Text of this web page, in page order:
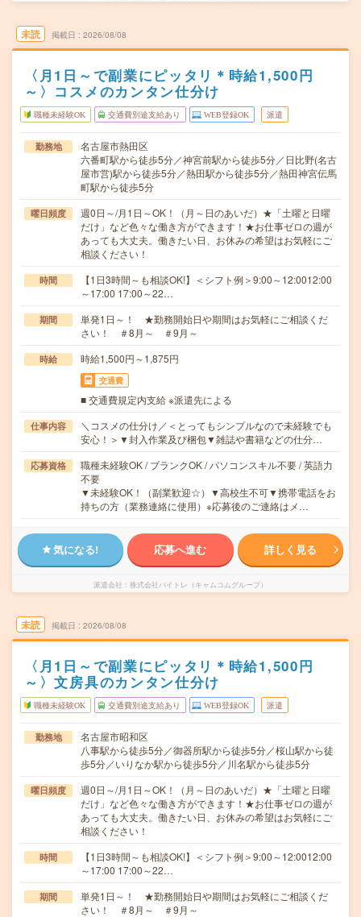
未読 掲載日 2026/08/08
〈月1日～で副業にピッタリ＊時給1,500円
～〉コスメのカンタン仕分け
職種未経験OK 交通費別途支給あり WEB登録OK 派遣
勤務地
名古屋市熱田区
六番町駅から徒歩5分／神宮前駅から徒歩5分／日比野(名古
屋市営)駅から徒歩5分／熱田駅から徒歩5分／熱田神宮伝馬
町駅から徒歩5分
曜日頻度
週0日～/月1日～OK！（月～日のあいだ）★「土曜と日曜
だけ」など色々な働き方ができます！★お仕事ゼロの週が
あっても大丈夫。働きたい日、お休みの希望はお気軽にご
相談ください！
時間
【1日3時間～も相談OK!】＜シフト例＞9:00～12:0012:00
～17:00 17:00～22…
期間
単発1日～！ ★勤務開始日や期間はお気軽にご相談くだ
さい！ ＃8月～ ＃9月～
時給 時給1,500円～1,875円
交通費
■ 交通費規定内支給 ※派遣先による
仕事内容
＼コスメの仕分け／＜とってもシンプルなので未経験でも
安心！＞▼封入作業及び梱包▼雑誌や書籍などの仕分…
応募資格
職種未経験OK / ブランクOK / パソコンスキル不要 / 英語力
不要
▼未経験OK！（副業歓迎☆）▼高校生不可▼携帯電話をお
持ちの方（業務連絡に使用）※応募後のご連絡はメ…
気になる! 応募へ進む 詳しく見る
派遣会社 株式会社バイトレ（キャムコムグループ）
未読 掲載日 2026/08/08
〈月1日～で副業にピッタリ＊時給1,500円
～〉文房具のカンタン仕分け
職種未経験OK 交通費別途支給あり WEB登録OK 派遣
勤務地
名古屋市昭和区
八事駅から徒歩5分／御器所駅から徒歩5分／桜山駅から徒
歩5分／いりなか駅から徒歩5分／川名駅から徒歩5分
曜日頻度
週0日～/月1日～OK！（月～日のあいだ）★「土曜と日曜
だけ」など色々な働き方ができます！★お仕事ゼロの週が
あっても大丈夫。働きたい日、お休みの希望はお気軽にご
相談ください！
時間
【1日3時間～も相談OK!】＜シフト例＞9:00～12:0012:00
～17:00 17:00～22…
期間
単発1日～！ ★勤務開始日や期間はお気軽にご相談くだ
さい！ ＃8月～ ＃9月～